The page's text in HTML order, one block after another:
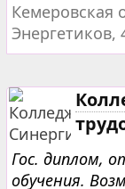
Кемеровская
Энергетиков,
Гос. диплом,
обучения.